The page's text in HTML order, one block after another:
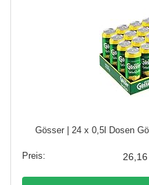
Gösser | 24 x 0,5l Dosen